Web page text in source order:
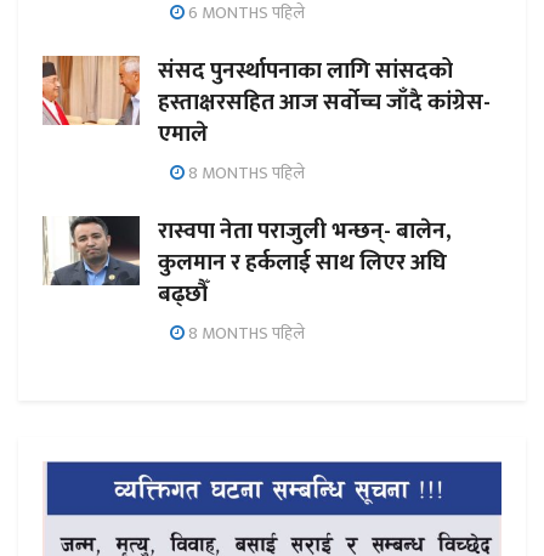
6 MONTHS पहिले
संसद पुनर्स्थापनाका लागि सांसदको
हस्ताक्षरसहित आज सर्वोच्च जाँदै कांग्रेस-
एमाले
8 MONTHS पहिले
रास्वपा नेता पराजुली भन्छन्- बालेन,
कुलमान र हर्कलाई साथ लिएर अघि
बढ्छौँ
8 MONTHS पहिले